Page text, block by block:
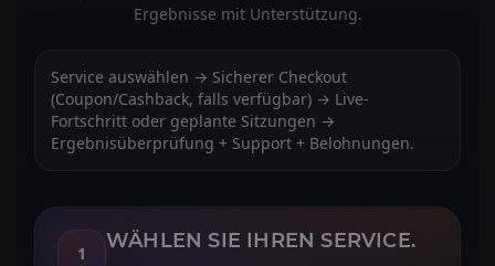
Ergebnisse mit Unterstützung.
Service auswählen → Sicherer Checkout
(Coupon/Cashback, falls verfügbar) → Live-
Fortschritt oder geplante Sitzungen →
Ergebnisüberprüfung + Support + Belohnungen.
1
WÄHLEN SIE IHREN SERVICE.